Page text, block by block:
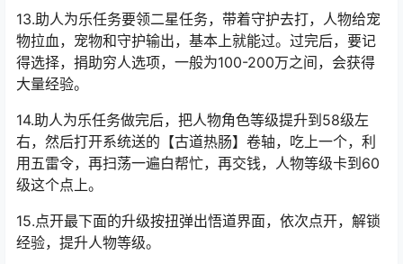
12.把系统送的礼包开到50级，点开头像把宠物栏内，有个
守护栏，把守护助阵勾选上，然后去接助人为乐任务，
NPC叫白帮忙，其实忙一点都不白帮，还得给人家钱，一
般要交代金去领。
13.助人为乐任务要领二星任务，带着守护去打，人物给宠
物拉血，宠物和守护输出，基本上就能过。过完后，要记
得选择，捐助穷人选项，一般为100-200万之间，会获得
大量经验。
14.助人为乐任务做完后，把人物角色等级提升到58级左
右，然后打开系统送的【古道热肠】卷轴，吃上一个，利
用五雷令，再扫荡一遍白帮忙，再交钱，人物等级卡到60